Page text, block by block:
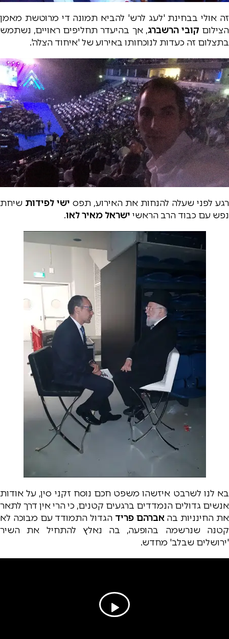
זה אולי בבחינת 'לעג לרש' להביא תמונה די מרוטשת מאמן
הצילום קובי הרשברג, אך בהיעדר תחליפים ראויים, נשתמש
בתצלום זה כעדות לנוכחותו באירוע של 'איחוד הצלה'.
רגע לפני שעלה להנחות את האירוע, תפס ישי לפידות שיחת
נפש עם כבוד הרב הראשי ישראל מאיר לאו.
בא לנו לשרבט איזשהו משפט חכם נוסח זקני סין, על אודות
אנשים גדולים הנמדדים ברגעים קטנים, כי הרי אין דרך לתאר
את החינניות בהאברהם פריד הגדול התמודד עם מבוכה לא
קטנה שנרשמה בהופעה, בה נאלץ להתחיל את השיר
'ירושלים שבלב' מחדש.